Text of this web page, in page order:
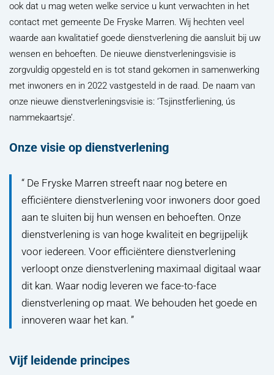
ook dat u mag weten welke service u kunt verwachten in het
contact met gemeente De Fryske Marren. Wij hechten veel
waarde aan kwalitatief goede dienstverlening die aansluit bij uw
wensen en behoeften. De nieuwe dienstverleningsvisie is
zorgvuldig opgesteld en is tot stand gekomen in samenwerking
met inwoners en in 2022 vastgesteld in de raad. De naam van
onze nieuwe dienstverleningsvisie is: ‘Tsjinstferliening, ús
nammekaartsje’.
Onze visie op dienstverlening
De Fryske Marren streeft naar nog betere en
efficiëntere dienstverlening voor inwoners door goed
aan te sluiten bij hun wensen en behoeften. Onze
dienstverlening is van hoge kwaliteit en begrijpelijk
voor iedereen. Voor efficiëntere dienstverlening
verloopt onze dienstverlening maximaal digitaal waar
dit kan. Waar nodig leveren we face-to-face
dienstverlening op maat. We behouden het goede en
innoveren waar het kan.
Vijf leidende principes